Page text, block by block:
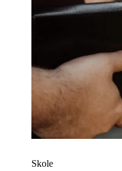
Skole